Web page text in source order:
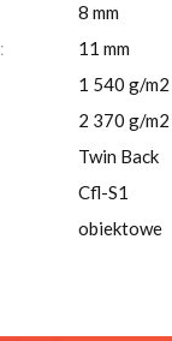
8 mm
11 mm
1 540 g/m2
2 370 g/m2
Twin Back
Cfl-S1
obiektowe